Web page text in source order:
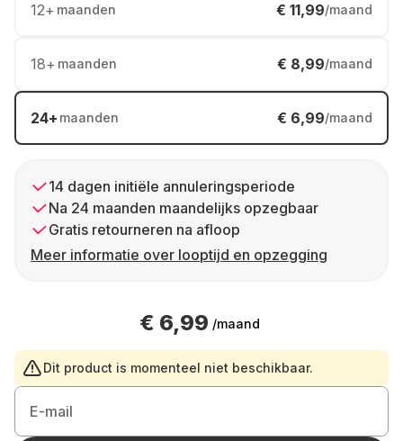
12+ maanden € 11,99/maand
18+ maanden € 8,99/maand
24+ maanden € 6,99/maand
14 dagen initiële annuleringsperiode
Na 24 maanden maandelijks opzegbaar
Gratis retourneren na afloop
Meer informatie over looptijd en opzegging
€ 6,99 /maand
Dit product is momenteel niet beschikbaar.
E-mail